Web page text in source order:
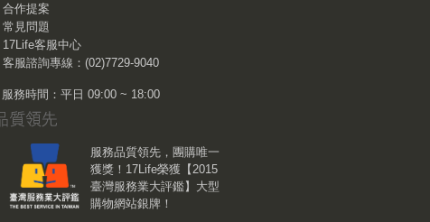
合作提案
常見問題
17Life客服中心
客服諮詢專線：(02)7729-9040
服務時間：平日 09:00 ~ 18:00
服務品質領先，團購唯一
獲獎！17Life榮獲【2015
臺灣服務業大評鑑】大型
購物網站銀牌！